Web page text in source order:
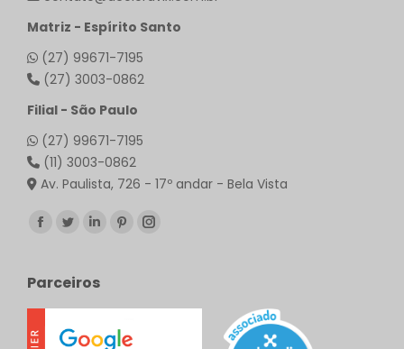
Matriz - Espírito Santo
(27) 99671-7195
(27) 3003-0862
Filial - São Paulo
(27) 99671-7195
(11) 3003-0862
Av. Paulista, 726 - 17º andar - Bela Vista
Encontre-nos em:
Facebook
opens
new
Twitter
opens
new
Linkedin
opens
new
Pinterest
new
Instagram
Parceiros